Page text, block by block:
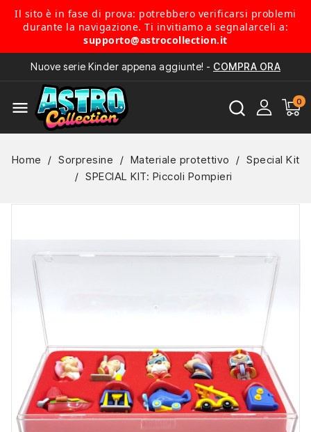
Il sito è in fase di prova: potrebbero verificarsi problemi
durante la navigazione. Ti invitiamo a segnalarceli a:
supporto@astrocollection.it
Nuove serie Kinder appena aggiunte! - COMPRA ORA
menu
Home Sorpresine Materiale protettivo
Special Kit
SPECIAL KIT: Piccoli Pompieri